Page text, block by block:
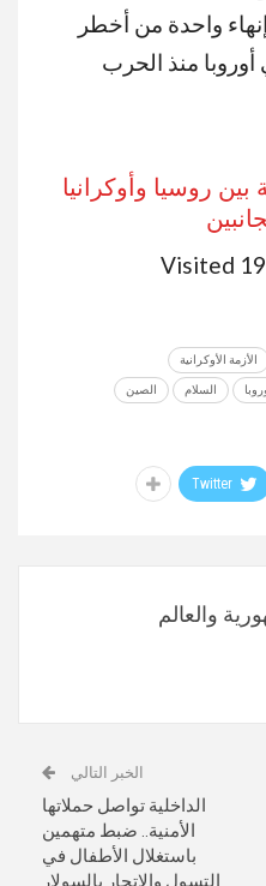
واحدة من أخطر
منذ الحرب
روسيا وأوكرانيا
Visited
الأزمة الأوكرانية
السلام الصين
Twitter
والعالم
الخبر التالي
الداخلية تواصل حملاتها
الأمنية.. ضبط متهمين
باستغلال الأطفال في
التسول والإتجار بالسولار